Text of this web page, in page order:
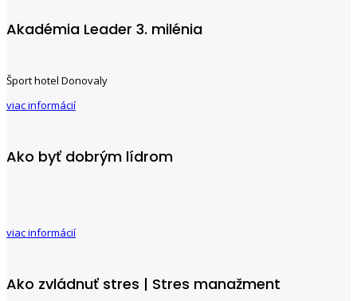
Akadémia Leader 3. milénia
Šport hotel Donovaly
viac informácií
Ako byť dobrým lídrom
viac informácií
Ako zvládnuť stres | Stres manažment